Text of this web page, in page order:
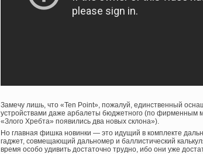
Замечу лишь, что «Ten Point», пожалуй, единственный
устройствами даже арбалеты бюджетного (по фирменным
«Злого Хребта» появились два новых склона»).
Но главная фишка новинки — это идущий в комплекте
гаджет, совмещающий дальномер и баллистический
время особо удивить достаточно трудно, ибо они уже